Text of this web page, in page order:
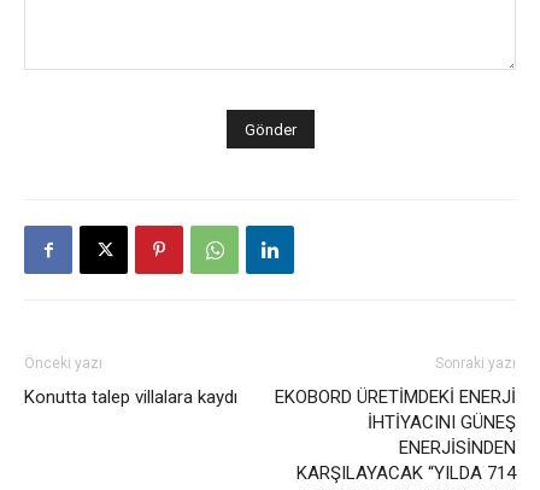
Önceki yazı
Konutta talep villalara kaydı
Sonraki yazı
EKOBORD ÜRETİMDEKİ ENERJİ
İHTİYACINI GÜNEŞ
ENERJİSİNDEN
KARŞILAYACAK “YILDA 714